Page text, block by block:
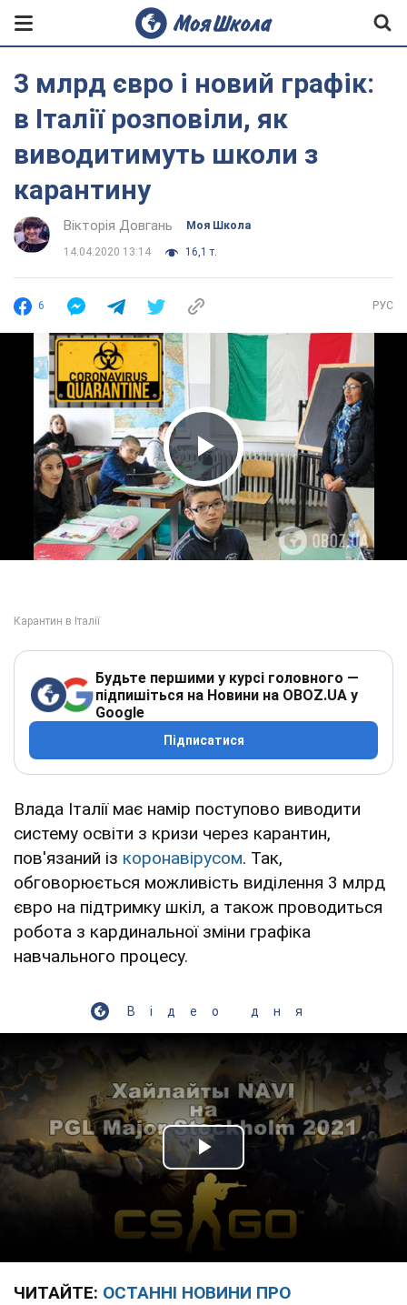
3 млрд євро і новий графік:
в Італії розповіли, як
виводитимуть школи з
карантину
Вікторія Довгань Моя Школа
14.04.2020 13:14 16,1 т.
6 РУС
Play Video
Будьте першими у курсі головного —
підпишіться на Новини на OBOZ.UA у
Google
Підписатися
Влада Італії має намір поступово виводити
систему освіти з кризи через карантин,
пов'язаний із коронавірусом. Так,
обговорюється можливість виділення 3 млрд
євро на підтримку шкіл, а також проводиться
робота з кардинальної зміни графіка
навчального процесу.
Відео дня
Play Video
ЧИТАЙТЕ: ОСТАННІ НОВИНИ ПРО